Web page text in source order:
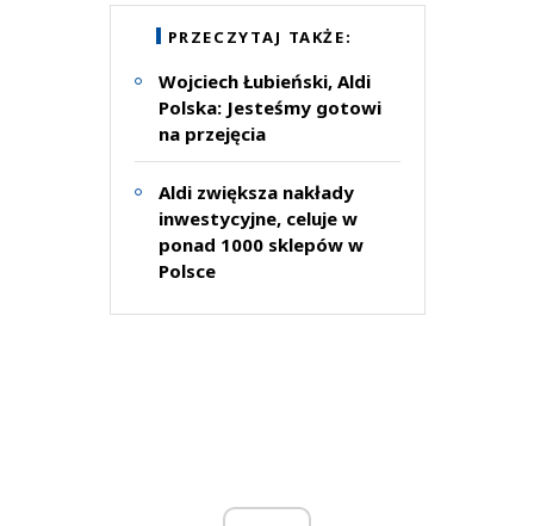
PRZECZYTAJ TAKŻE:
Wojciech Łubieński, Aldi
Polska: Jesteśmy gotowi
na przejęcia
Aldi zwiększa nakłady
inwestycyjne, celuje w
ponad 1000 sklepów w
Polsce